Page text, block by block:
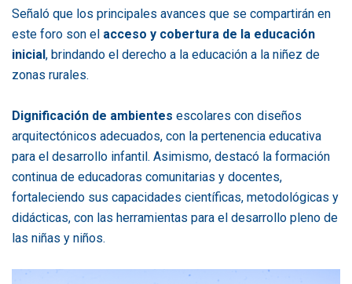
Señaló que los principales avances que se compartirán en
este foro son el acceso y cobertura de la educación
inicial, brindando el derecho a la educación a la niñez de
zonas rurales.
Dignificación de ambientes escolares con diseños
arquitectónicos adecuados, con la pertenencia educativa
para el desarrollo infantil. Asimismo, destacó la formación
continua de educadoras comunitarias y docentes,
fortaleciendo sus capacidades científicas, metodológicas y
didácticas, con las herramientas para el desarrollo pleno de
las niñas y niños.